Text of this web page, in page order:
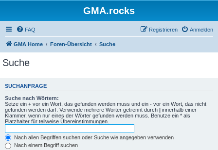
GMA.rocks
FAQ Anmelden
Registrieren
GMA Home Foren-Übersicht Suche
Suche
SUCHANFRAGE
Suche nach Wörtern:
Setze ein + vor ein Wort, das gefunden werden muss und ein - vor ein Wort, das nicht
gefunden werden darf. Verwende mehrere Wörter getrennt durch | innerhalb einer
Klammer, wenn nur eines der Wörter gefunden werden muss. Benutze ein * als
Platzhalter für teilweise Übereinstimmungen.
Nach allen Begriffen suchen oder Suche wie angegeben verwenden
Nach einem Begriff suchen